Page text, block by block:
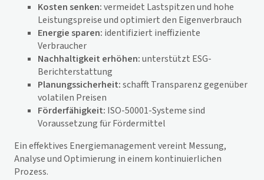
Kosten senken:vermeidet Lastspitzen und hohe
Leistungspreise und optimiert den Eigenverbrauch
Energie sparen: identifiziert ineffiziente
Verbraucher
Nachhaltigkeit erhöhen:unterstützt ESG-
Berichterstattung
Planungssicherheit:schafft Transparenz gegenüber
volatilen Preisen
Förderfähigkeit: ISO-50001-Systeme sind
Voraussetzung für Fördermittel
Ein effektives Energiemanagement vereint Messung,
Analyse und Optimierung in einem kontinuierlichen
Prozess.